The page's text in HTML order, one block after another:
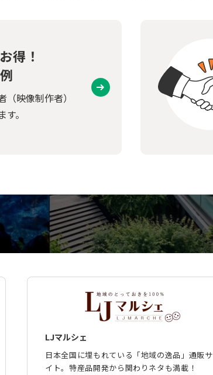
得！
映像制作者）
。
LJマルシェ
日本全国に埋もれている「地域の逸品」通販サ
イト。特産品開発から関わりネタも満載！